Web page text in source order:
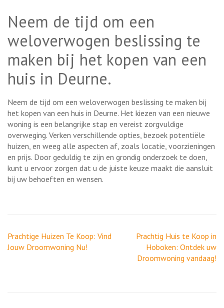
Neem de tijd om een
weloverwogen beslissing te
maken bij het kopen van een
huis in Deurne.
Neem de tijd om een weloverwogen beslissing te maken bij
het kopen van een huis in Deurne. Het kiezen van een nieuwe
woning is een belangrijke stap en vereist zorgvuldige
overweging. Verken verschillende opties, bezoek potentiële
huizen, en weeg alle aspecten af, zoals locatie, voorzieningen
en prijs. Door geduldig te zijn en grondig onderzoek te doen,
kunt u ervoor zorgen dat u de juiste keuze maakt die aansluit
bij uw behoeften en wensen.
Berichtnavigatie
Prachtige Huizen Te Koop: Vind
Jouw Droomwoning Nu!
Prachtig Huis te Koop in
Hoboken: Ontdek uw
Droomwoning vandaag!